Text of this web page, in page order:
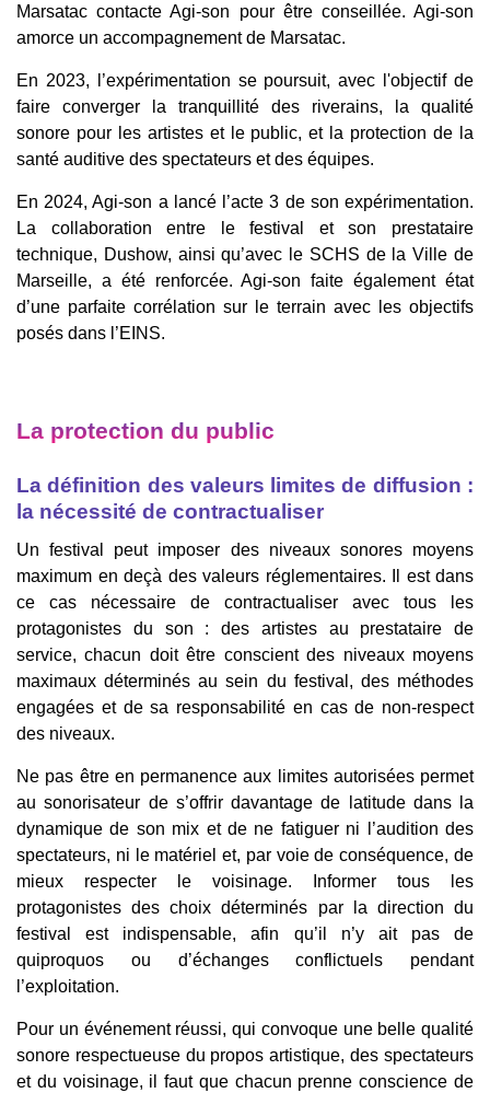
Marsatac contacte Agi-son pour être conseillée. Agi-son
amorce un accompagnement de Marsatac.
En 2023, l’expérimentation se poursuit, avec l'objectif de
faire converger la tranquillité des riverains, la qualité
sonore pour les artistes et le public, et la protection de la
santé auditive des spectateurs et des équipes.
En 2024, Agi-son a lancé l’acte 3 de son expérimentation.
La collaboration entre le festival et son prestataire
technique, Dushow, ainsi qu’avec le SCHS de la Ville de
Marseille, a été renforcée. Agi-son faite également état
d’une parfaite corrélation sur le terrain avec les objectifs
posés dans l’EINS.
La protection du public
La définition des valeurs limites de diffusion :
la nécessité de contractualiser
Un festival peut imposer des niveaux sonores moyens
maximum en deçà des valeurs réglementaires. Il est dans
ce cas nécessaire de contractualiser avec tous les
protagonistes du son : des artistes au prestataire de
service, chacun doit être conscient des niveaux moyens
maximaux déterminés au sein du festival, des méthodes
engagées et de sa responsabilité en cas de non-respect
des niveaux.
Ne pas être en permanence aux limites autorisées permet
au sonorisateur de s’offrir davantage de latitude dans la
dynamique de son mix et de ne fatiguer ni l’audition des
spectateurs, ni le matériel et, par voie de conséquence, de
mieux respecter le voisinage. Informer tous les
protagonistes des choix déterminés par la direction du
festival est indispensable, afin qu’il n’y ait pas de
quiproquos ou d’échanges conflictuels pendant
l’exploitation.
Pour un événement réussi, qui convoque une belle qualité
sonore respectueuse du propos artistique, des spectateurs
et du voisinage, il faut que chacun prenne conscience de